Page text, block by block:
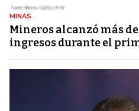
MINAS
Mineros alcanzó más
ingresos durante el